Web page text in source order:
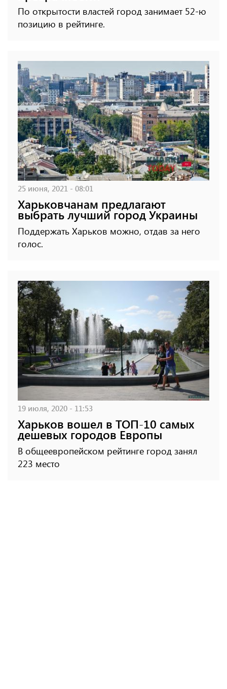
По открытости властей город занимает 52-ю
позицию в рейтинге.
25 июня, 2021 - 08:01
Харьковчанам предлагают
выбрать лучший город Украины
Поддержать Харьков можно, отдав за него
голос.
19 июля, 2020 - 11:53
Харьков вошел в ТОП-10 самых
дешевых городов Европы
В общеевропейском рейтинге город занял
223 место